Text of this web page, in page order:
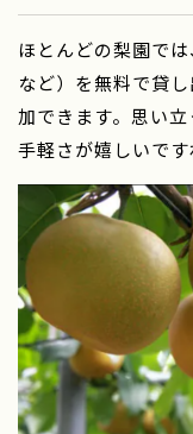
ほとんどの梨園で
など）を無料で貸
加できます。思い
手軽さが嬉しいです